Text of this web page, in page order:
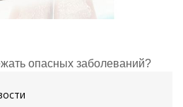
опасных заболеваний?